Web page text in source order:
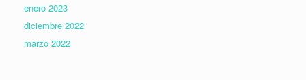
enero 2023
diciembre 2022
marzo 2022